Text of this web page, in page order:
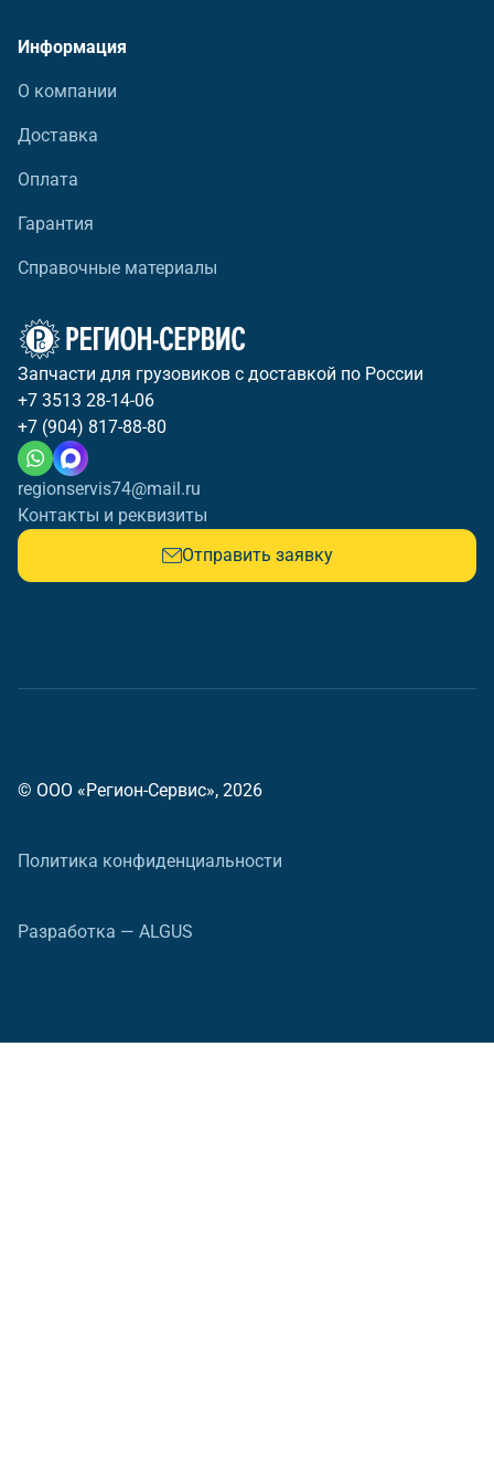
Информация
О компании
Доставка
Оплата
Гарантия
Справочные материалы
Запчасти для грузовиков с доставкой по России
+7 3513 28-14-06
+7 (904) 817-88-80
regionservis74@mail.ru
Контакты и реквизиты
Отправить заявку
© ООО «Регион-Сервис», 2026
Политика конфиденциальности
Разработка — ALGUS